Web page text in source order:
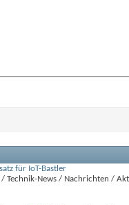
für IoT-Bastler
Technik-News / Nachrichten /